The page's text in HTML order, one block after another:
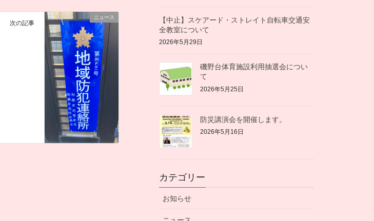
ニュース
次の記事
【中止】スケアード・ストレイト自転車交通安
全教室について
2026年5月29日
磯野台体育施設利用抽選会につい
て
2026年5月25日
防災講演会を開催します。
2026年5月16日
カテゴリー
お知らせ